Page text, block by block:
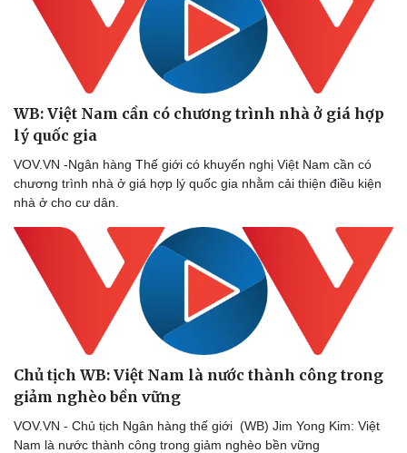
WB: Việt Nam cần có chương trình nhà ở giá hợp
lý quốc gia
VOV.VN -Ngân hàng Thế giới có khuyến nghị Việt Nam cần có
chương trình nhà ở giá hợp lý quốc gia nhằm cải thiện điều kiện
nhà ở cho cư dân.
Chủ tịch WB: Việt Nam là nước thành công trong
giảm nghèo bền vững
VOV.VN - Chủ tịch Ngân hàng thế giới (WB) Jim Yong Kim: Việt
Nam là nước thành công trong giảm nghèo bền vững